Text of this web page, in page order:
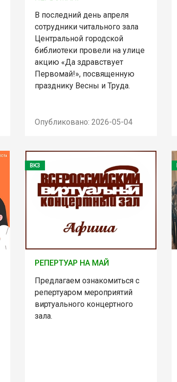
В последний день апреля
сотрудники читального зала
Центральной городской
библиотеки провели на улице
акцию «Да здравствует
Первомай!», посвященную
празднику Весны и Труда.
Опубликовано: 2026-05-04
ВКЗ
РЕПЕРТУАР НА МАЙ
Предлагаем ознакомиться с
репертуаром мероприятий
виртуального концертного
зала.